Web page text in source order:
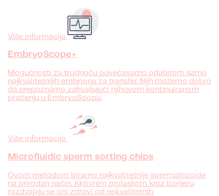
Više informacija
EmbryoScope+
Mogućnosti za trudnoću povećavamo odabirom samo
najkvalitetnijih embriona za transfer. Njih možemo dobro
da prepoznamo zahvaljujući njihovom kontinuiranom
praćenju u EmbryoScopu.
Više informacija
Microfluidic sperm sorting chips
Ovom metodom biramo najkvalitetnije spermatozoide
na prirodan način. Aktivnim prolaskom kroz barijeru
razdvajaju se oni zdravi od nekvalitetnih.